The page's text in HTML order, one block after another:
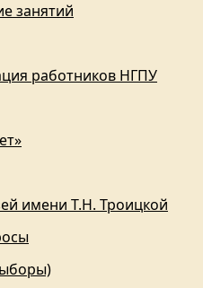
занятий
работников НГПУ
имени Т.Н. Троицкой